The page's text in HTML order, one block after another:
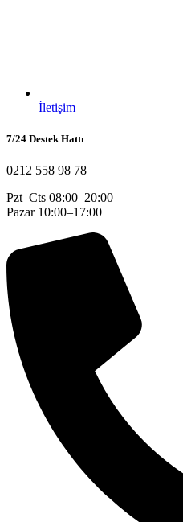
İletişim
7/24 Destek Hattı
0212 558 98 78
Pzt–Cts 08:00–20:00
Pazar 10:00–17:00